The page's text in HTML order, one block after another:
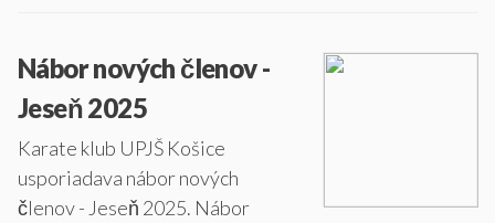
Nábor nových členov -
Jeseň 2025
Karate klub UPJŠ Košice
usporiadava nábor nových
členov - Jeseň 2025. Nábor